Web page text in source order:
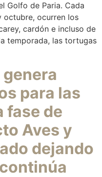
Golfo de Paria. Cada
octubre, ocurren los
cardón e incluso de
temporada, las tortugas
para las
fase de
Aves y
dejando